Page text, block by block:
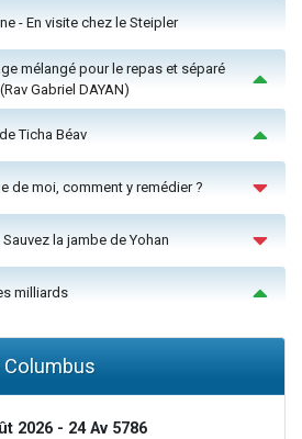
- En visite chez le Steipler
mélangé pour le repas et séparé
Gabriel DAYAN)
Ticha Béav
de moi, comment y remédier ?
Sauvez la jambe de Yohan
milliards
2026 - 24 Av 5786